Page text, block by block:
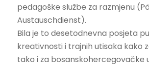
pedagoške službe za razmjenu
Austauschdienst).
Bila je to desetodnevna posjeta
kreativnosti i trajnih utisaka kako
tako i za bosanskohercegovačke